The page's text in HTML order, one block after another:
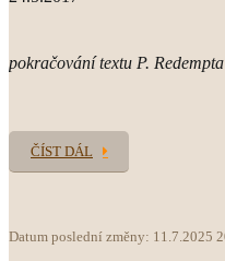
pokračování textu P.
ČÍST DÁL
Datum poslední změny: 11.7.2025